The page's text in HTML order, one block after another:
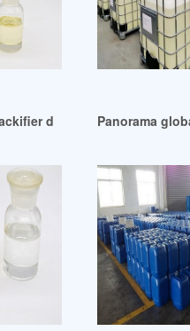
de alta calidad Perú
Panorama